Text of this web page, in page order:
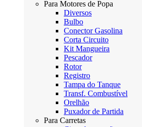
Para Motores de Popa
Diversos
Bulbo
Conector Gasolina
Corta Circuito
Kit Mangueira
Pescador
Rotor
Registro
Tampa do Tanque
Transf. Combustível
Orelhão
Puxador de Partida
Para Carretas